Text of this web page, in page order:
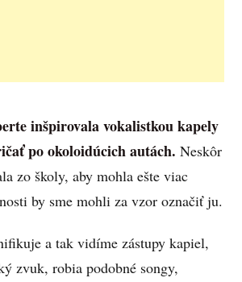
inšpirovala vokalistkou kapely
po okoloidúcich autách. Neskôr
zo školy, aby mohla ešte viac
by sme mohli za vzor označiť ju.
a tak vidíme zástupy kapiel,
zvuk, robia podobné songy,